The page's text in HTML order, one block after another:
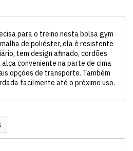
para o treino nesta bolsa gym
de poliéster, ela é resistente
tem design afinado, cordões
conveniente na parte de cima
opções de transporte. Também
facilmente até o próximo uso.